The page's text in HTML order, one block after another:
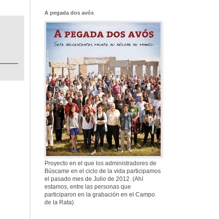
577. Nos fusilaron
fusilaron mal
307. Vuestros
nombres no se han
borrado en la
Historia
A pegada dos avós
Proyecto en el que los administradores de
Búscame en el ciclo de la vida participamos
el pasado mes de Julio de 2012. (Ahí
estamos, entre las personas que
participaron en la grabación en el Campo
de la Rata)